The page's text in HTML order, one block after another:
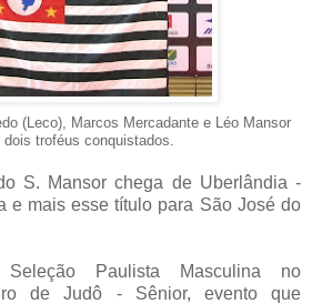
(Leco), Marcos Mercadante e Léo Mansor
troféus conquistados
S. Mansor chega de Uberlândia -
e mais esse título para São José do
Paulista Masculina no
de Judô - Sênior, evento que